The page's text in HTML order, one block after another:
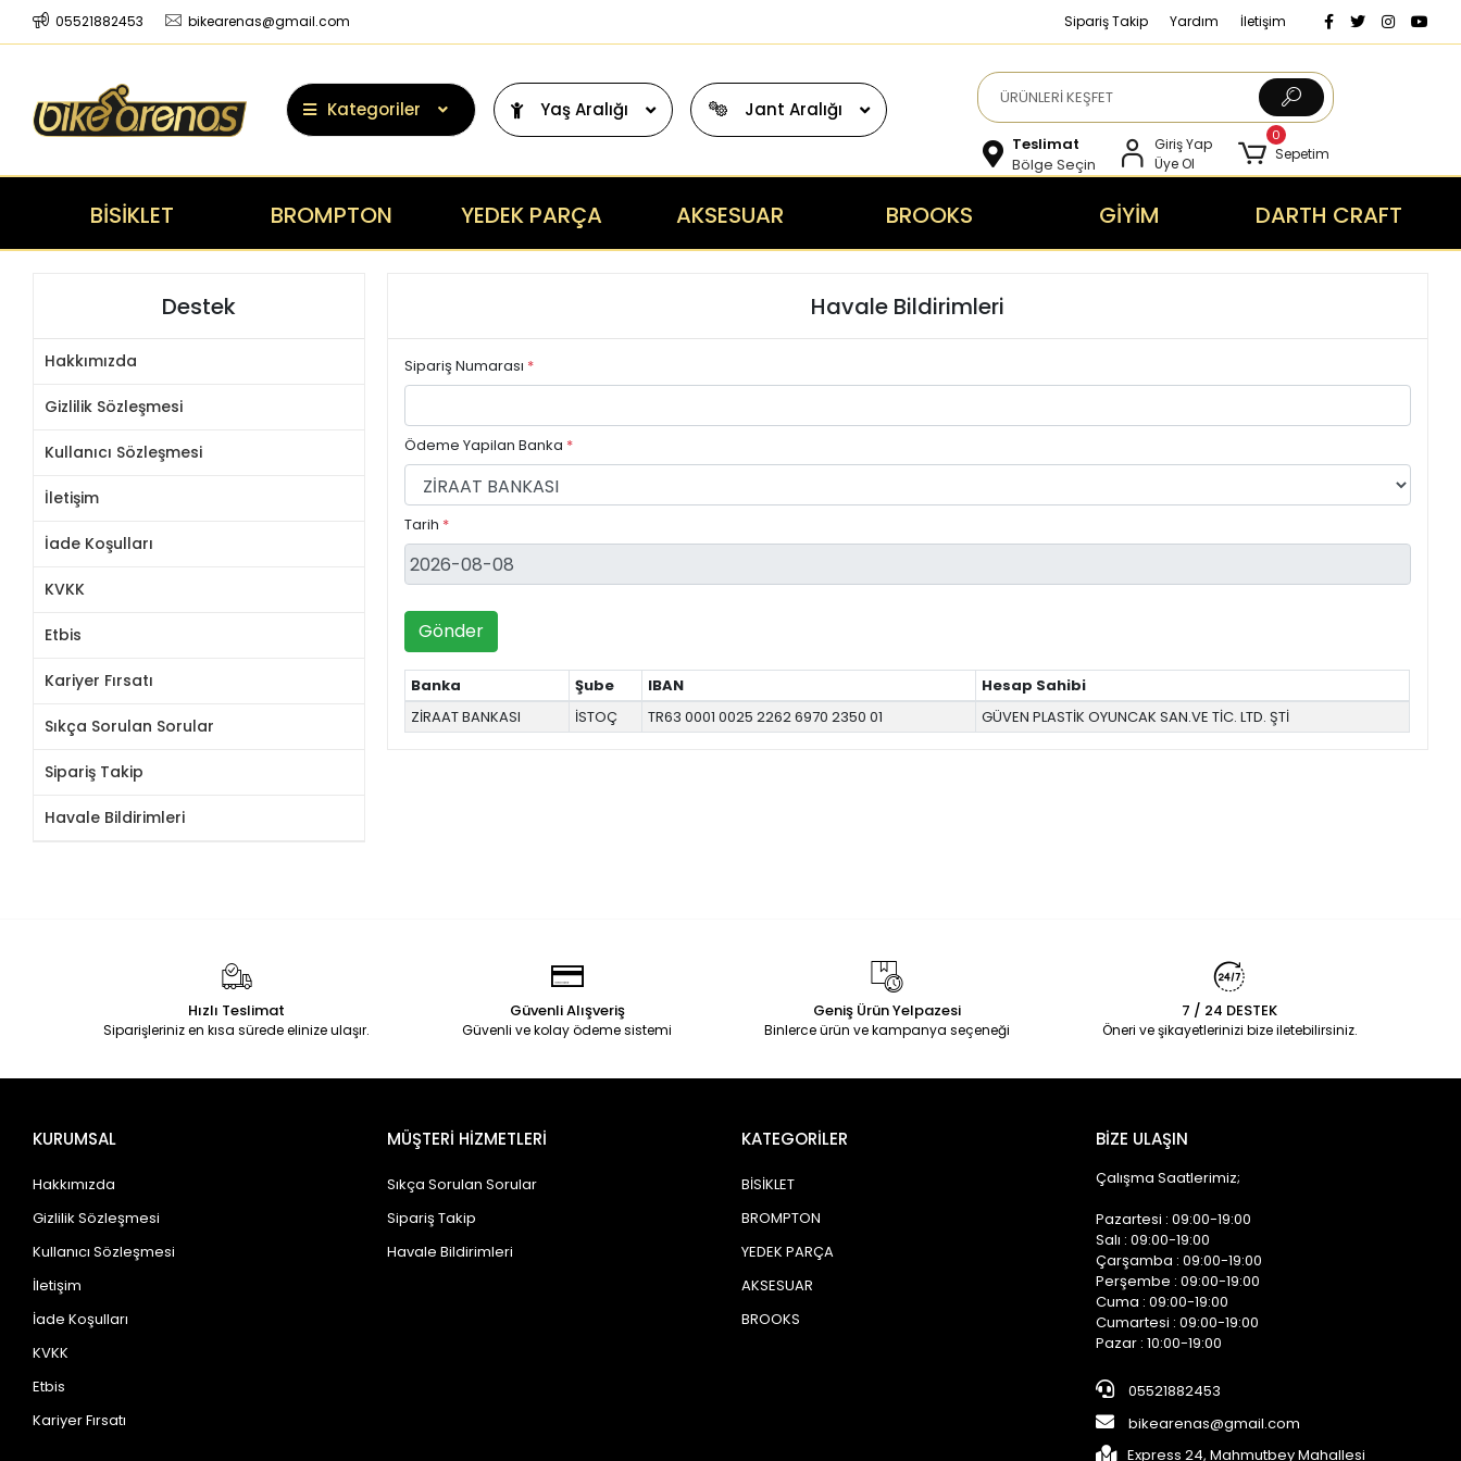
05521882453 bikearenas@gmail.com Sipariş Takip Yardım İletişim
Kategoriler Yaş Aralığı Jant Aralığı
Teslimat
Bölge Seçin
Giriş Yap
Üye Ol
0
Sepetim
BİSİKLET BROMPTON YEDEK PARÇA AKSESUAR BROOKS GİYİM DARTH CRAFT
Destek
Hakkımızda
Gizlilik Sözleşmesi
Kullanıcı Sözleşmesi
İletişim
İade Koşulları
KVKK
Etbis
Kariyer Fırsatı
Sıkça Sorulan Sorular
Sipariş Takip
Havale Bildirimleri
Havale Bildirimleri
Sipariş Numarası *
Ödeme Yapilan Banka *
Tarih *
Gönder
Banka Şube IBAN
Hesap Sahibi
ZİRAAT BANKASI
İSTOÇ TR63 0001 0025 2262 6970 2350 01 GÜVEN PLASTİK OYUNCAK SAN.VE TİC. LTD. ŞTİ
Hızlı Teslimat
Siparişleriniz en kısa sürede elinize ulaşır.
Güvenli Alışveriş
Güvenli ve kolay ödeme sistemi
Geniş Ürün Yelpazesi
Binlerce ürün ve kampanya seçeneği
7 / 24 DESTEK
Öneri ve şikayetlerinizi bize iletebilirsiniz.
KURUMSAL
Hakkımızda
Gizlilik Sözleşmesi
Kullanıcı Sözleşmesi
İletişim
İade Koşulları
KVKK
Etbis
Kariyer Fırsatı
MÜŞTERİ HİZMETLERİ
Sıkça Sorulan Sorular
Sipariş Takip
Havale Bildirimleri
KATEGORİLER
BİSİKLET
BROMPTON
YEDEK PARÇA
AKSESUAR
BROOKS
BİZE ULAŞIN
Çalışma Saatlerimiz;
Pazartesi : 09:00-19:00
Salı : 09:00-19:00
Çarşamba : 09:00-19:00
Perşembe : 09:00-19:00
Cuma : 09:00-19:00
Cumartesi : 09:00-19:00
Pazar : 10:00-19:00
05521882453
bikearenas@gmail.com
Express 24, Mahmutbey Mahallesi